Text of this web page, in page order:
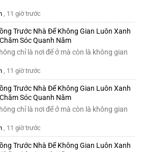
, 11 giờ trước
Trước Nhà Để Không Gian Luôn Xanh
Sóc Quanh Năm
chỉ là nơi để ở mà còn là không gian
, 11 giờ trước
Trước Nhà Để Không Gian Luôn Xanh
Sóc Quanh Năm
chỉ là nơi để ở mà còn là không gian
, 11 giờ trước
Trước Nhà Để Không Gian Luôn Xanh